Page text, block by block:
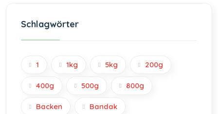
Schlagwörter
1 1kg 5kg 200g
400g 500g 800g
Backen Bandak